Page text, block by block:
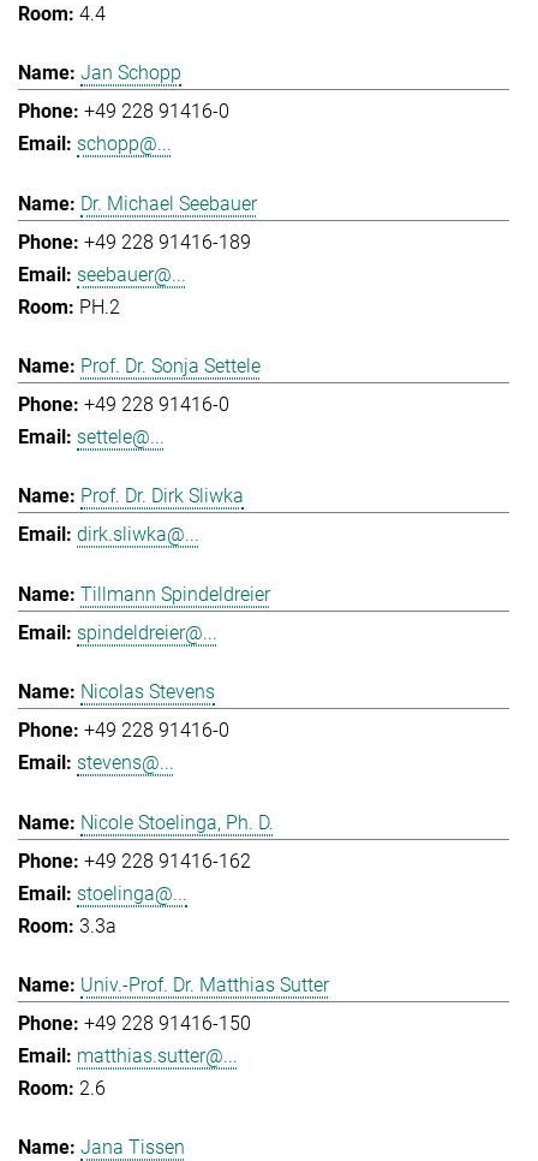
4.4
Jan Schopp
+49 228 91416-0
schopp@...
Dr. Michael Seebauer
+49 228 91416-189
seebauer@...
PH.2
Prof. Dr. Sonja Settele
+49 228 91416-0
settele@...
Prof. Dr. Dirk Sliwka
dirk.sliwka@...
Tillmann Spindeldreier
spindeldreier@...
Nicolas Stevens
+49 228 91416-0
stevens@...
Nicole Stoelinga, Ph. D.
+49 228 91416-162
stoelinga@...
3.3a
Univ.-Prof. Dr. Matthias Sutter
+49 228 91416-150
matthias.sutter@...
2.6
Jana Tissen